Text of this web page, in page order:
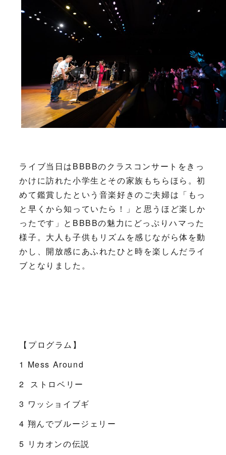
ライブ当日はBBBBのクラスコンサートをきっ
かけに訪れた小学生とその家族もちらほら。初
めて鑑賞したという音楽好きのご夫婦は「もっ
と早くから知っていたら！」と思うほど楽しか
ったです」とBBBBの魅力にどっぷりハマった
様子。大人も子供もリズムを感じながら体を動
かし、開放感にあふれたひと時を楽しんだライ
ブとなりました。
【プログラム】
1 Mess Around
2 ストロベリー
3 ワッショイブギ
4 翔んでブルージェリー
5 リカオンの伝説